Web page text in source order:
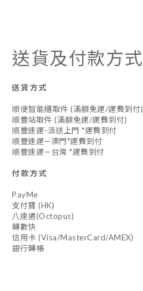
送貨及付款方式
送貨方式
順便智能櫃取件 (滿額免運/運費到付)
順豐站取件 (滿額免運/運費到付)
順豐速運-派送上門 *運費到付
順豐速運—澳門*運費到付
順豐速運—台灣 *運費到付
付款方式
PayMe
支付寶 (HK)
八達通(Octopus)
轉數快
信用卡 (Visa/MasterCard/AMEX)
銀行轉帳